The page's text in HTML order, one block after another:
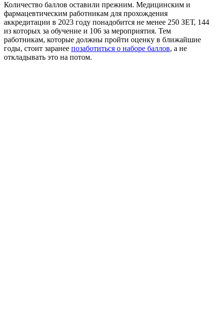
Количество баллов оставили прежним. Медицинским и
фармацевтическим работникам для прохождения
аккредитации в 2023 году понадобится не менее 250 ЗЕТ, 144
из которых за обучение и 106 за мероприятия. Тем
работникам, которые должны пройти оценку в ближайшие
годы, стоит заранее позаботиться о наборе баллов, а не
откладывать это на потом.